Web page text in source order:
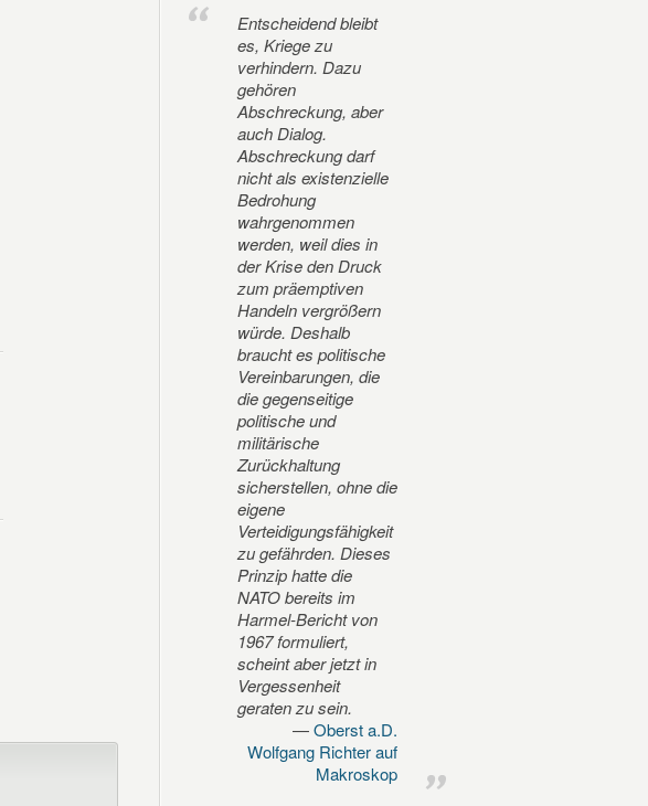
Entscheidend bleibt
es, Kriege zu
verhindern. Dazu
gehören
Abschreckung, aber
auch Dialog.
Abschreckung darf
nicht als existenzielle
Bedrohung
wahrgenommen
werden, weil dies in
der Krise den Druck
zum präemptiven
Handeln vergrößern
würde. Deshalb
braucht es politische
Vereinbarungen, die
die gegenseitige
politische und
militärische
Zurückhaltung
sicherstellen, ohne die
eigene
Verteidigungsfähigkeit
zu gefährden. Dieses
Prinzip hatte die
NATO bereits im
Harmel-Bericht von
1967 formuliert,
scheint aber jetzt in
Vergessenheit
geraten zu sein.
Oberst a.D.
Wolfgang Richter auf
Makroskop